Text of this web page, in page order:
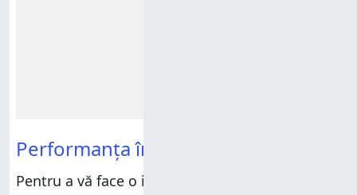
Performanța în teste sintetice
Pentru a vă face o idee mai bună asupra